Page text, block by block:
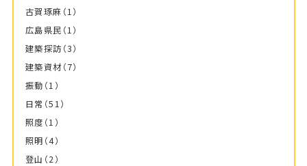
古賀琢麻 （1）
広島県民 （1）
建築探訪 （3）
建築資材（7）
振動 （1）
日常 （51）
照度 （1）
照明 （4）
登山 （2）